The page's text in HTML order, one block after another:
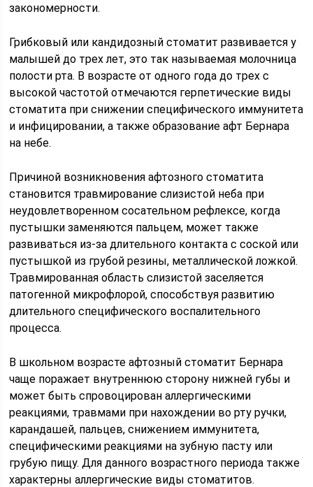
закономерности.
Грибковый или кандидозный стоматит развивается у
малышей до трех лет, это так называемая молочница
полости рта. В возрасте от одного года до трех с
высокой частотой отмечаются герпетические виды
стоматита при снижении специфического иммунитета
и инфицировании, а также образование афт Бернара
на небе.
Причиной возникновения афтозного стоматита
становится травмирование слизистой неба при
неудовлетворенном сосательном рефлексе, когда
пустышки заменяются пальцем, может также
развиваться из-за длительного контакта с соской или
пустышкой из грубой резины, металлической ложкой.
Травмированная область слизистой заселяется
патогенной микрофлорой, способствуя развитию
длительного специфического воспалительного
процесса.
В школьном возрасте афтозный стоматит Бернара
чаще поражает внутреннюю сторону нижней губы и
может быть спровоцирован аллергическими
реакциями, травмами при нахождении во рту ручки,
карандашей, пальцев, снижением иммунитета,
специфическими реакциями на зубную пасту или
грубую пищу. Для данного возрастного периода также
характерны аллергические виды стоматитов.